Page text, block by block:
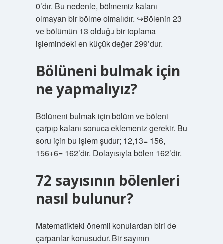
0’dır. Bu nedenle, bölmemiz kalanı
olmayan bir bölme olmalıdır. ↪Bölenin 23
ve bölümün 13 olduğu bir toplama
işlemindeki en küçük değer 299’dur.
Bölüneni bulmak için
ne yapmalıyız?
Bölüneni bulmak için bölüm ve böleni
çarpıp kalanı sonuca eklemeniz gerekir. Bu
soru için bu işlem şudur; 12,13= 156,
156+6= 162’dir. Dolayısıyla bölen 162’dir.
72 sayısının bölenleri
nasıl bulunur?
Matematikteki önemli konulardan biri de
çarpanlar konusudur. Bir sayının